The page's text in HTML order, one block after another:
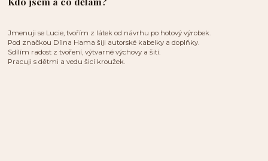
Jmenuji se Lucie, tvořím z látek od návrhu po hotový výrobek.
Pod značkou Dílna Hama šiji autorské kabelky a doplňky.
Sdílím radost z tvoření, výtvarné výchovy a šití.
Pracuji s dětmi a vedu šicí kroužek.